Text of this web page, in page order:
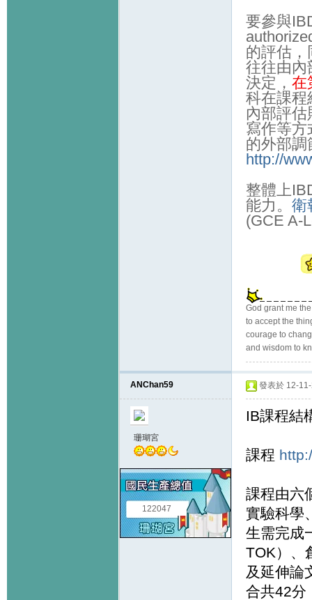
要參與
的評估
往往由
決定， 在
科在課程
內部評
寫作等
的外部調
http://
整體上
能力。 衛
(GCE A-
God grant me
to accept the
courage to
and wisdom to
ANChan59
珊瑚宮
122047
發表於 12-
IB課程結
課程
課程由六
實驗科學
生需完成
TOK）、
及延伸論
合共42分